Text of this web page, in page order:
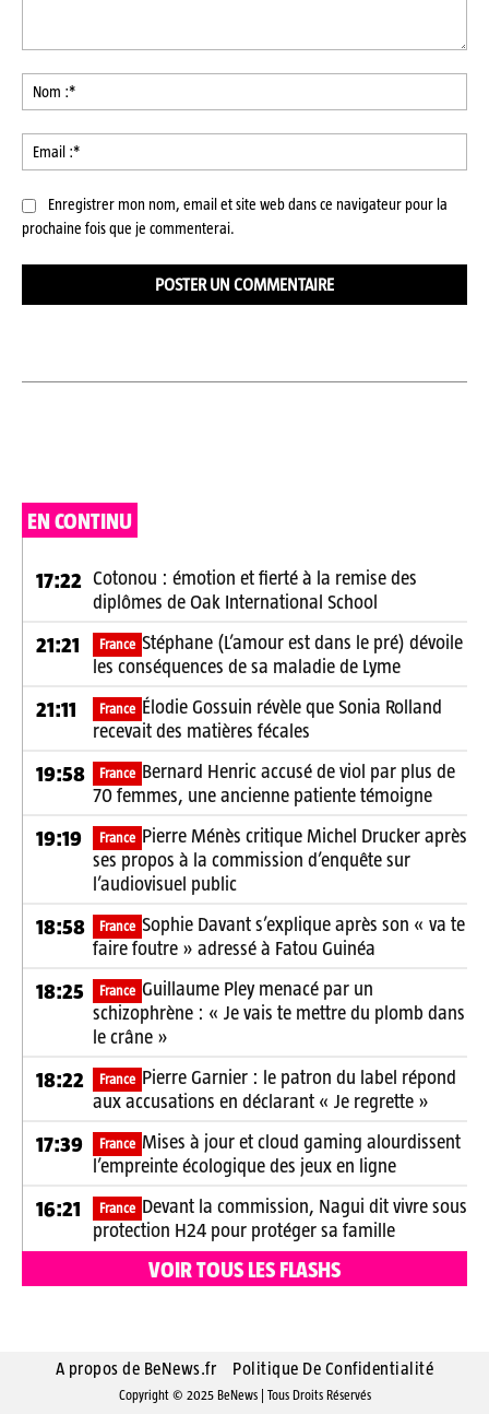
Enregistrer mon nom, email et site web dans ce navigateur pour la
prochaine fois que je commenterai.
EN CONTINU
17:22 Cotonou : émotion et fierté à la remise des
diplômes de Oak International School
21:21 France Stéphane (L’amour est dans le pré) dévoile
les conséquences de sa maladie de Lyme
21:11 France Élodie Gossuin révèle que Sonia Rolland
recevait des matières fécales
19:58 France Bernard Henric accusé de viol par plus de
70 femmes, une ancienne patiente témoigne
19:19 France Pierre Ménès critique Michel Drucker après
ses propos à la commission d’enquête sur
l’audiovisuel public
18:58 France Sophie Davant s’explique après son « va te
faire foutre » adressé à Fatou Guinéa
18:25 France Guillaume Pley menacé par un
schizophrène : « Je vais te mettre du plomb dans
le crâne »
18:22 France Pierre Garnier : le patron du label répond
aux accusations en déclarant « Je regrette »
17:39 France Mises à jour et cloud gaming alourdissent
l’empreinte écologique des jeux en ligne
16:21 France Devant la commission, Nagui dit vivre sous
protection H24 pour protéger sa famille
VOIR TOUS LES FLASHS
A propos de BeNews.fr Politique De Confidentialité
Copyright © 2025 BeNews | Tous Droits Réservés